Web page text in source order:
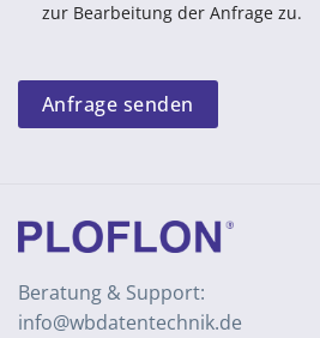
zur Bearbeitung der Anfrage zu.
Anfrage senden
Beratung & Support:
info@wbdatentechnik.de